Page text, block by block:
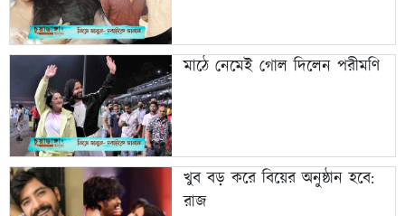
মাঠে নেমেই গোল দিলেন পরীমণি
খুব বড় করে বিয়ের অনুষ্ঠান হবে:
রাজ